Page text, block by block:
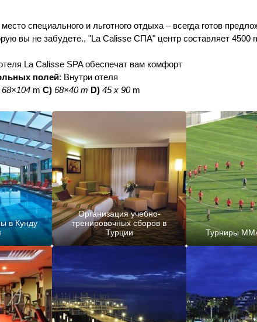
специального и льготного отдыха – всегда готов
вы не забудете., "La Calisse СПА" центр составляет 4500
La Calisse SPA обеспечат вам комфорт
полей: Внутри отеля
68×104 m C) 68×40 m D) 45 x 90m
в Кунду
Организация учебно-
тренировочных сборов в
Турции
Турниры